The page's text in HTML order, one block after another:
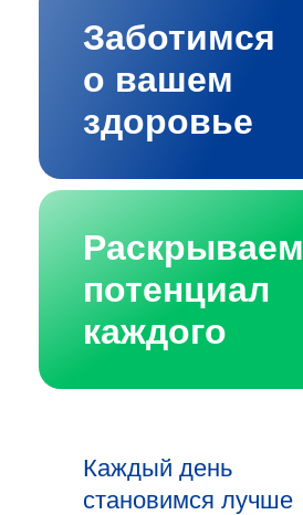
Заботимся
о вашем
здоровье
Раскрываем
потенциал
каждого
Каждый день
становимся лучше